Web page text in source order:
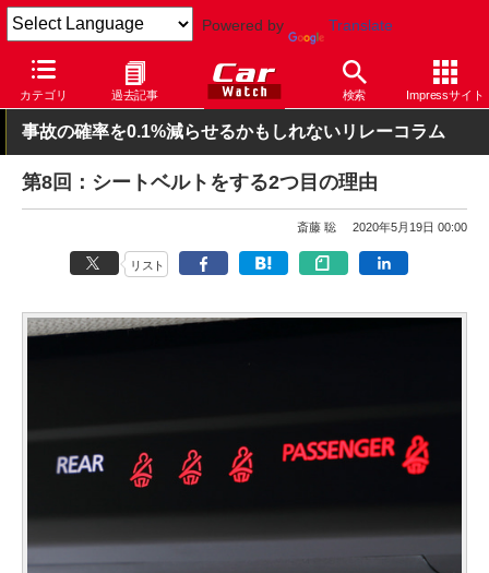
Powered by Translate
カテゴリ 過去記事 検索 Impressサイト
Car Watch 技術 安全
事故の確率を0.1%減らせるかもしれないリレーコラム
第8回：シートベルトをする2つ目の理由
斎藤 聡 2020年5月19日 00:00
リスト